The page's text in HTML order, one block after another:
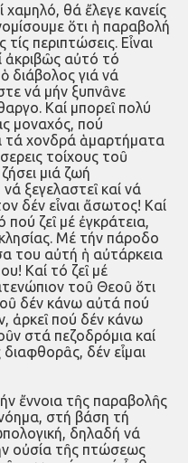
θά ἔλεγε κανείς
ὅτι ἡ παραβολή
περιπτώσεις. Εἶναι
ἀκριβῶς αὐτό τό
διάβολος γιά νά
νά μήν ξυπνᾶνε
Καί μπορεῖ πολύ
μοναχός, πού
τά χονδρά ἁμαρτήματα
τοίχους τοῦ
μιά ζωή
ξεγελαστεῖ καί νά
δέν εἶναι ἄσωτος! Καί
πού ζεῖ μέ ἐγκράτεια,
Μέ τήν πάροδο
του αὐτή ἡ αὐτάρκεια
Καί τό ζεῖ μέ
τοῦ Θεοῦ ὅτι
δέν κάνω αὐτά πού
ἀρκεῖ πού δέν κάνω
στά πεζοδρόμια καί
δέν εἶμαι
ἔννοια τῆς παραβολῆς
στή βάση τή
δηλαδή νά
οὐσία τῆς πτώσεως